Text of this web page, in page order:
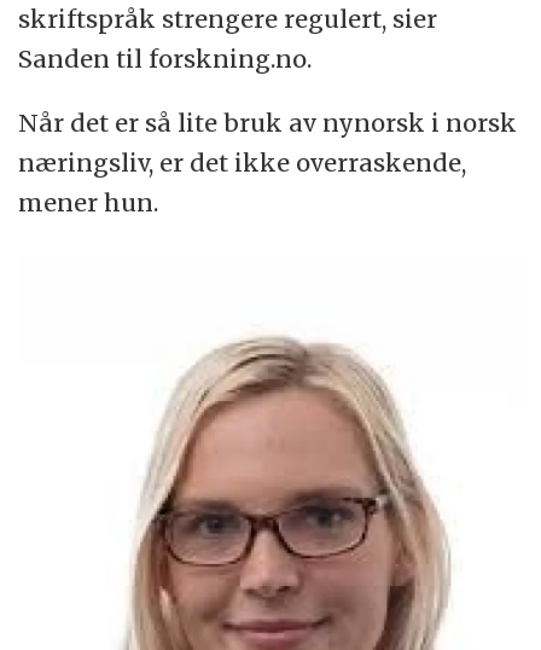
skriftspråk strengere regulert, sier
Sanden til forskning.no.
Når det er så lite bruk av nynorsk i norsk
næringsliv, er det ikke overraskende,
mener hun.